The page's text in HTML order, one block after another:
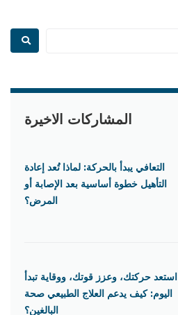
المشاركات الاخيرة
التعافي يبدأ بالحركة: لماذا تُعد إعادة
التأهيل خطوة أساسية بعد الإصابة أو
المرض؟
استعد حركتك، وعزز قوتك، ووقاية تبدأ
اليوم: كيف يدعم العلاج الطبيعي صحة
البالغين؟